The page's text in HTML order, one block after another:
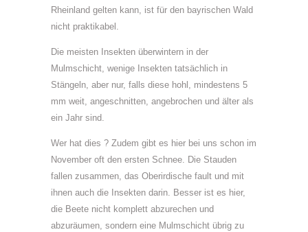
Rheinland gelten kann, ist für den bayrischen Wald
nicht praktikabel.
Die meisten Insekten überwintern in der
Mulmschicht, wenige Insekten tatsächlich in
Stängeln, aber nur, falls diese hohl, mindestens 5
mm weit, angeschnitten, angebrochen und älter als
ein Jahr sind.
Wer hat dies ? Zudem gibt es hier bei uns schon im
November oft den ersten Schnee. Die Stauden
fallen zusammen, das Oberirdische fault und mit
ihnen auch die Insekten darin. Besser ist es hier,
die Beete nicht komplett abzurechen und
abzuräumen, sondern eine Mulmschicht übrig zu